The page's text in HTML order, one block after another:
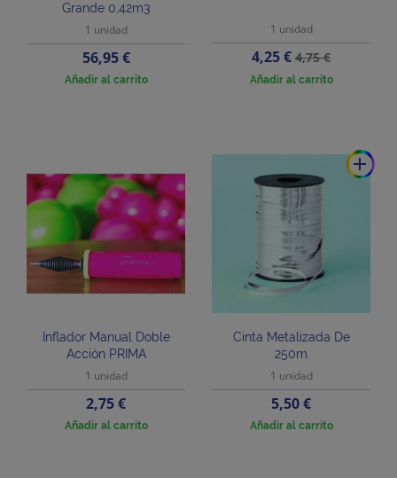
Grande 0,42m3
1 unidad
Precio
56,95 €
Añadir al carrito
1 unidad
Precio
4,25 €Precio
base
4,75 €
Añadir al carrito
Inflador Manual Doble
Acción PRIMA
1 unidad
Precio
2,75 €
Añadir al carrito
add
Cinta Metalizada De
250m
1 unidad
Precio
5,50 €
Añadir al carrito